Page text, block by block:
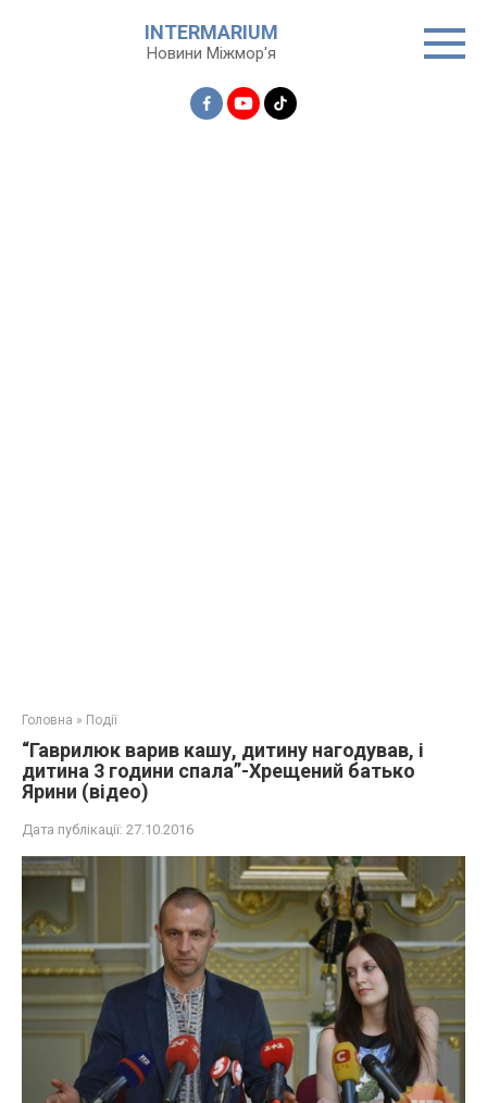
INTERMARIUM
Новини Міжмор'я
Головна » Події
“Гаврилюк варив кашу, дитину нагодував, і
дитина 3 години спала”-Хрещений батько
Ярини (відео)
Дата публікації: 27.10.2016